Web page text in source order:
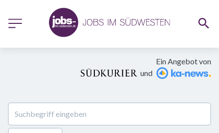
Ein Angebot von
und